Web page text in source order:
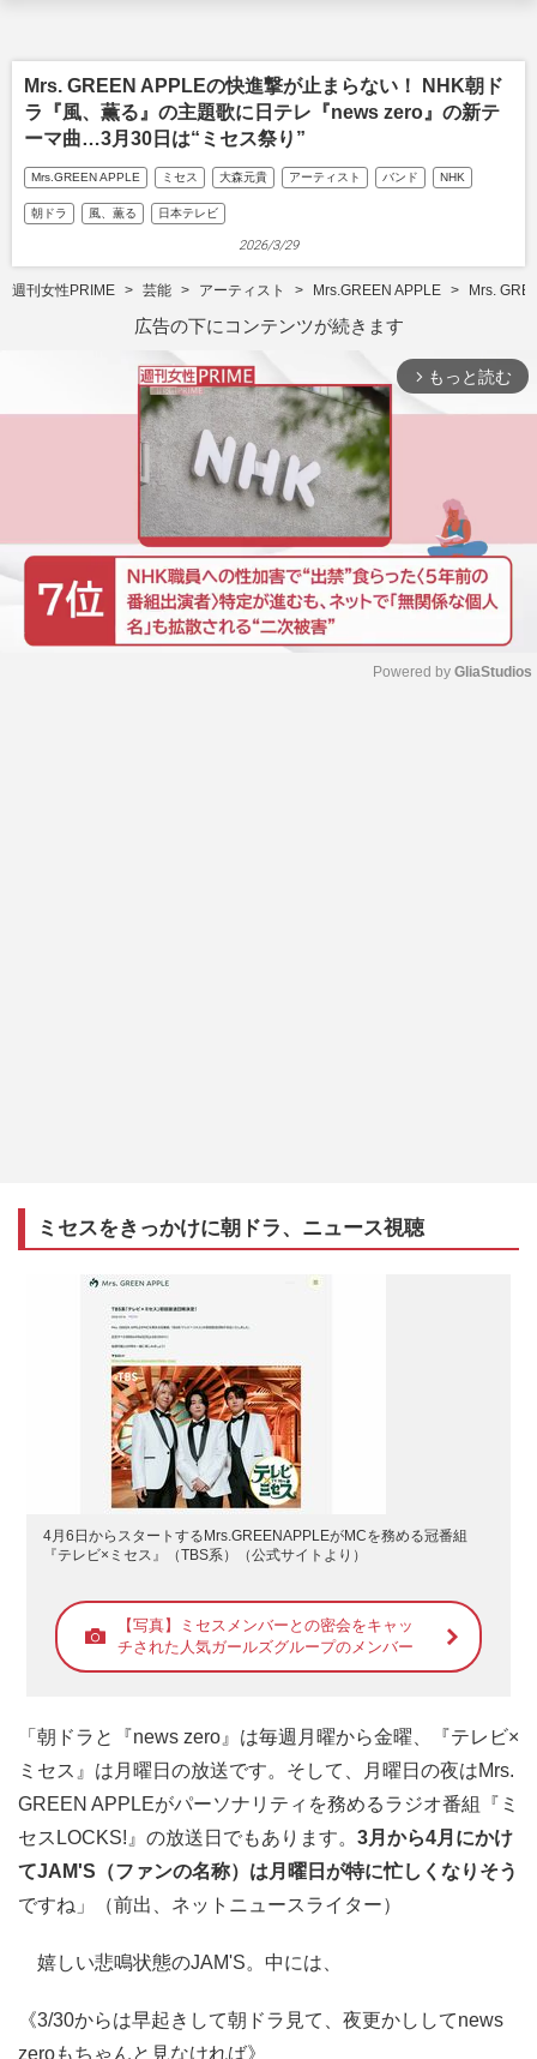
Mrs. GREEN APPLEの快進撃が止まらない！ NHK朝ド
ラ『風、薫る』の主題歌に日テレ『news zero』の新テ
ーマ曲…3月30日は“ミセス祭り”
Mrs.GREEN APPLE ミセス 大森元貴 アーティスト バンド NHK
朝ドラ 風、薫る 日本テレビ
2026/3/29
週刊女性PRIME 芸能 アーティスト Mrs.GREEN APPLE Mrs.
広告の下にコンテンツが続きます
arrow_forward_ios もっと読む
Powered by GliaStudios
ミセスをきっかけに朝ドラ、ニュース視聴
4月6日からスタートするMrs.GREENAPPLEがMCを務める冠番組
『テレビ×ミセス』（TBS系）（公式サイトより）
【写真】ミセスメンバーとの密会をキャッ
チされた人気ガールズグループのメンバー
「朝ドラと『news zero』は毎週月曜から金曜、『テレビ×
ミセス』は月曜日の放送です。そして、月曜日の夜はMrs.
GREEN APPLEがパーソナリティを務めるラジオ番組『ミ
セスLOCKS!』の放送日でもあります。 3月から4月にかけ
てJAM'S（ファンの名称）は月曜日が特に忙しくなりそう
ですね」（前出、ネットニュースライター）
嬉しい悲鳴状態のJAM'S。中には、
《3/30からは早起きして朝ドラ見て、夜更かししてnews
zeroもちゃんと見なければ》